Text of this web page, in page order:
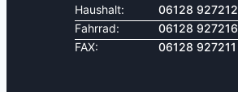
Haushalt:
06128 927212
Fahrrad:
06128 927216
FAX:
06128 927211